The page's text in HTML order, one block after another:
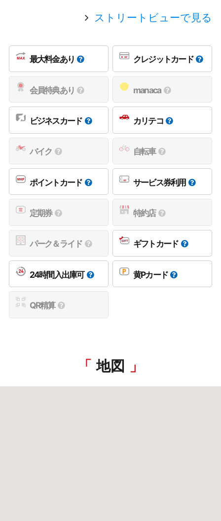
ストリートビューで見る
最大料金あり クレジットカード
会員特典あり manaca
ビジネスカード カリテコ
バイク 自転車
ポイントカード サービス券利用
定期券 特約店
パーク＆ライド ギフトカード
24時間入出庫可 黄Pカード
QR精算
地図